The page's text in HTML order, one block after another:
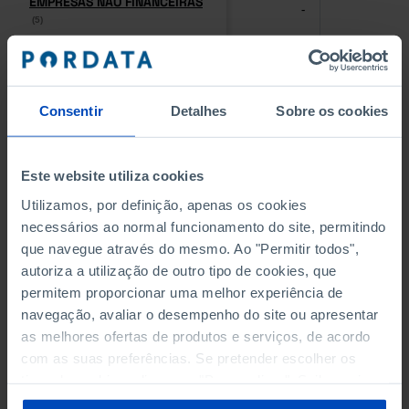
Consentir Detalhes Sobre os cookies
Este website utiliza cookies
Utilizamos, por definição, apenas os cookies
necessários ao normal funcionamento do site, permitindo
que navegue através do mesmo. Ao "Permitir todos",
autoriza a utilização de outro tipo de cookies, que
permitem proporcionar uma melhor experiência de
navegação, avaliar o desempenho do site ou apresentar
as melhores ofertas de produtos e serviços, de acordo
com as suas preferências. Se pretender escolher os
sobre cookies através da gestão de preferências ou da
(5)
(5)
-
PESSOAL AO SERVIÇO NAS
EMPRESAS NÃO FINANCEIRAS
PESSOAL AO SERVIÇO NAS
EMPRESAS NÃO FINANCEIRAS
(5)
- -
QUATRO MAIORES EMPRESAS
Empresas não financeiras
QUATRO MAIORES EMPRESAS
Empresas não financeiras
VOLUME DE NEGÓCIOS DAS
QUATRO MAIORES EMPRESAS
DO MUNICÍPIO (%)
Empresas não financeiras
VOLUME DE NEGÓCIOS DAS
QUATRO MAIORES EMPRESAS
DO MUNICÍPIO (%)
Empresas não financeiras
BANCOS, CAIXAS ECONÓMICAS
BANCOS, CAIXAS ECONÓMICAS -
CAIXAS DE CRÉDITO AGRÍCOLA
CAIXAS DE CRÉDITO AGRÍCOLA